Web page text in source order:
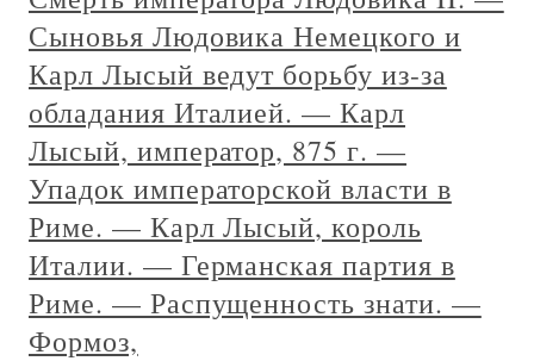
Сыновья Людовика Немецкого и
Карл Лысый ведут борьбу из-за
обладания Италией. — Карл
Лысый, император, 875 г. —
Упадок императорской власти в
Риме. — Карл Лысый, король
Италии. — Германская партия в
Риме. — Распущенность знати. —
Формоз,